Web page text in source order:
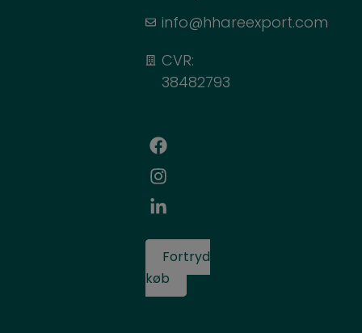
info@hhareexport.com
CVR:
38482793
Fortryd
køb